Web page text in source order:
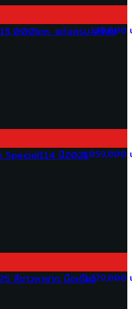
139,000
แต่งครบ พร้อม
1,059,000
Special114 ปี2021
1,279,000
สีขาวหายาก มือเดียว